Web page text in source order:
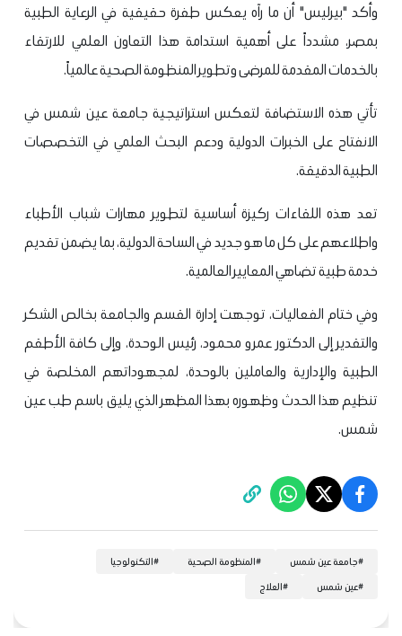
وأكد "بيرليس" أن ما رآه يعكس طفرة حقيقية في الرعاية الطبية
بمصر، مشدداً على أهمية استدامة هذا التعاون العلمي للارتقاء
بالخدمات المقدمة للمرضى وتطوير المنظومة الصحية عالمياً.
​تأتي هذه الاستضافة لتعكس استراتيجية جامعة عين شمس في
الانفتاح على الخبرات الدولية ودعم البحث العلمي في التخصصات
الطبية الدقيقة.
تعد هذه اللقاءات ركيزة أساسية لتطوير مهارات شباب الأطباء
واطلاعهم على كل ما هو جديد في الساحة الدولية، بما يضمن تقديم
خدمة طبية تضاهي المعايير العالمية.
​وفي ختام الفعاليات، توجهت إدارة القسم والجامعة بخالص الشكر
والتقدير إلى الدكتور عمرو محمود، رئيس الوحدة، وإلى كافة الأطقم
الطبية والإدارية والعاملين بالوحدة، لمجهوداتهم المخلصة في
تنظيم هذا الحدث وظهوره بهذا المظهر الذي يليق باسم طب عين
شمس.
#جامعة عين شمس #المنظومة الصحية #التكنولوجيا
#عين شمس #العلاج